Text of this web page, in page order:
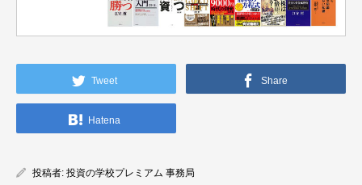
Tweet Share
Hatena
投稿者: 投資の学校プレミアム 事務局